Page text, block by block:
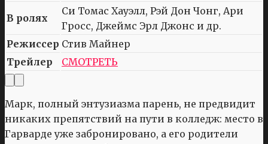
В ролях
Си Томас Хауэлл, Рэй Дон Чонг, Ари
Гросс, Джеймс Эрл Джонс и др.
Режиссер Стив Майнер
Трейлер
СМОТРЕТЬ
Марк, полный энтузиазма парень, не предвидит
никаких препятствий на пути в колледж: место в
Гарварде уже забронировано, а его родители